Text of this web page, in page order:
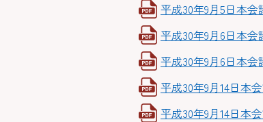
平成30年9月5日本
平成30年9月6日本
平成30年9月6日本
平成30年9月14日本
平成30年9月14日本